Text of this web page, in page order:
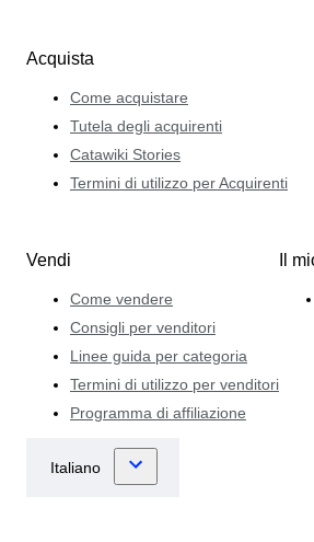
Acquista
Come acquistare
Tutela degli acquirenti
Catawiki Stories
Termini di utilizzo per Acquirenti
Vendi
Come vendere
Consigli per venditori
Linee guida per categoria
Termini di utilizzo per venditori
Programma di affiliazione
Il